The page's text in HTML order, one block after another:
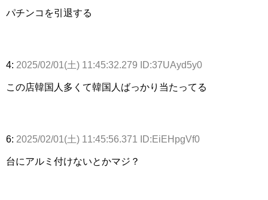
パチンコを引退する
4: 2025/02/01(土) 11:45:32.279 ID:37UAyd5y0
この店韓国人多くて韓国人ばっかり当たってる
6: 2025/02/01(土) 11:45:56.371 ID:EiEHpgVf0
台にアルミ付けないとかマジ？